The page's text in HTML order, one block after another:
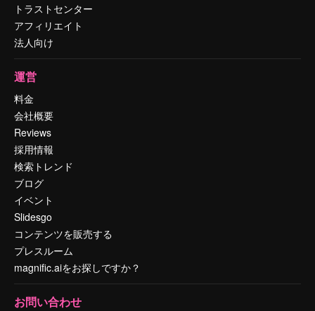
トラストセンター
アフィリエイト
法人向け
運営
料金
会社概要
Reviews
採用情報
検索トレンド
ブログ
イベント
Slidesgo
コンテンツを販売する
プレスルーム
magnific.aiをお探しですか？
お問い合わせ